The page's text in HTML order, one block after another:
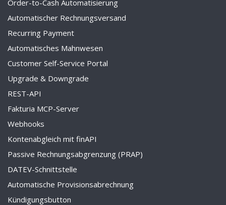
Order-to-Cash Automatisierung
Automatischer Rechnungsversand
Recurring Payment
Automatisches Mahnwesen
Customer Self-Service Portal
Upgrade & Downgrade
REST-API
Fakturia MCP-Server
Webhooks
Kontenabgleich mit finAPI
Passive Rechnungsabgrenzung (PRAP)
DATEV-Schnittstelle
Automatische Provisionsabrechnung
Kündigungsbutton